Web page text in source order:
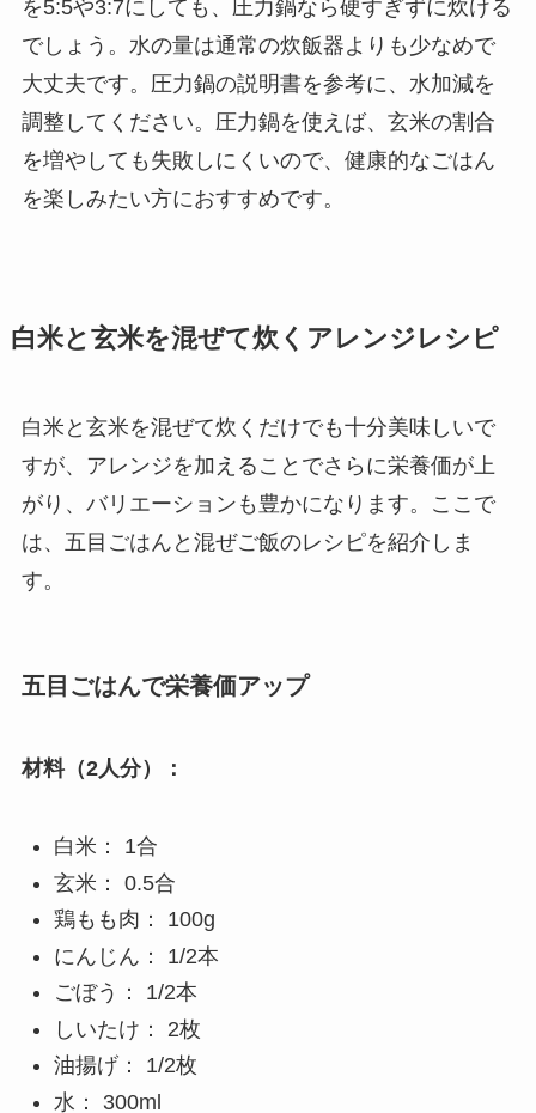
を5:5や3:7にしても、圧力鍋なら硬すぎずに炊ける
でしょう。水の量は通常の炊飯器よりも少なめで
大丈夫です。圧力鍋の説明書を参考に、水加減を
調整してください。圧力鍋を使えば、玄米の割合
を増やしても失敗しにくいので、健康的なごはん
を楽しみたい方におすすめです。
白米と玄米を混ぜて炊くアレンジレシピ
白米と玄米を混ぜて炊くだけでも十分美味しいで
すが、アレンジを加えることでさらに栄養価が上
がり、バリエーションも豊かになります。ここで
は、五目ごはんと混ぜご飯のレシピを紹介しま
す。
五目ごはんで栄養価アップ
材料（2人分）：
白米： 1合
玄米： 0.5合
鶏もも肉： 100g
にんじん： 1/2本
ごぼう： 1/2本
しいたけ： 2枚
油揚げ： 1/2枚
水： 300ml